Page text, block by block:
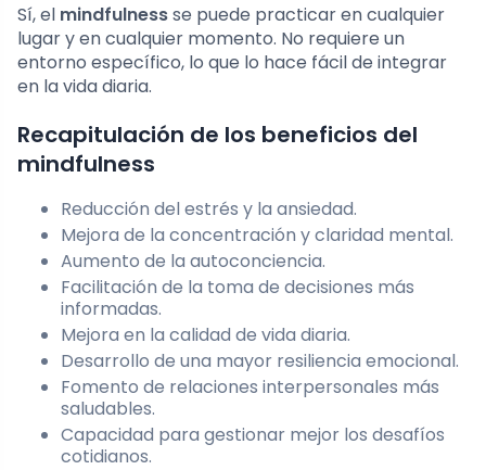
Sí, el mindfulnessse puede practicar en cualquier
lugar y en cualquier momento. No requiere un
entorno específico, lo que lo hace fácil de integrar
en la vida diaria.
Recapitulación de los beneficios del
mindfulness
Reducción del estrés y la ansiedad.
Mejora de la concentración y claridad mental.
Aumento de la autoconciencia.
Facilitación de la toma de decisiones más
informadas.
Mejora en la calidad de vida diaria.
Desarrollo de una mayor resiliencia emocional.
Fomento de relaciones interpersonales más
saludables.
Capacidad para gestionar mejor los desafíos
cotidianos.